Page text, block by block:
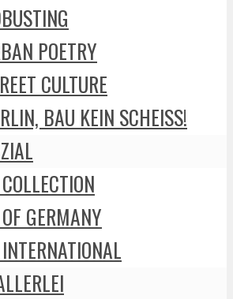
POETRY
CULTURE
BAU KEIN SCHEISS!
GERMANY